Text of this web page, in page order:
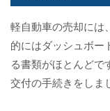
軽自動車の売却には
的にはダッシュボー
る書類がほとんどで
交付の手続きをしま